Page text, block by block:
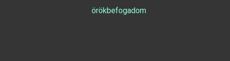
örökbefogadom